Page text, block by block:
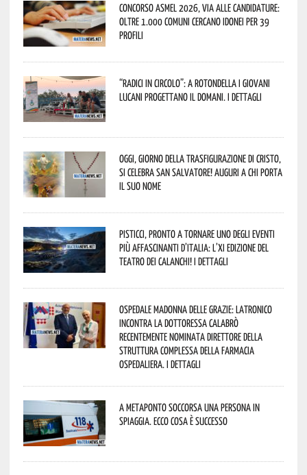
Concorso Asmel 2026, via alle candidature:
oltre 1.000 Comuni cercano idonei per 39
profili
“Radici in Circolo”: a Rotondella i giovani
lucani progettano il domani. I dettagli
Oggi, giorno della Trasfigurazione di Cristo,
si celebra San Salvatore! Auguri a chi porta
il suo nome
Pisticci, pronto a tornare uno degli eventi
più affascinanti d’Italia: l’XI edizione del
Teatro dei Calanchi! I dettagli
Ospedale Madonna delle Grazie: Latronico
incontra la dottoressa Calabrò
recentemente nominata Direttore della
Struttura Complessa della Farmacia
Ospedaliera. I dettagli
A Metaponto soccorsa una persona in
spiaggia. Ecco cosa è successo